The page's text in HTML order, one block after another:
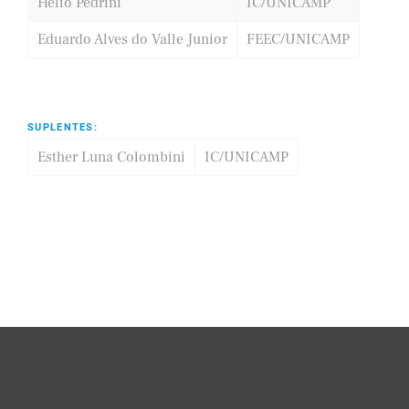
Eduardo Alves do Valle Junior
FEEC/UNICAMP
SUPLENTES:
Esther Luna Colombini IC/UNICAMP